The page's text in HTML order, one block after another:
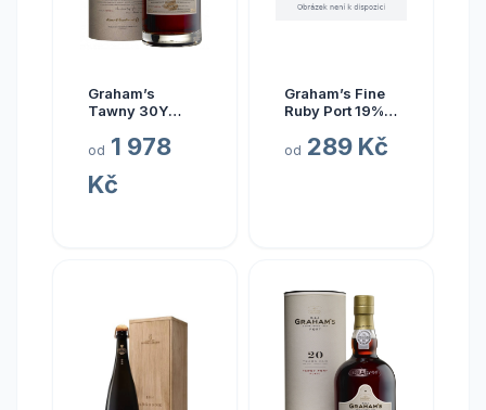
Graham’s
Tawny 30Y
(tuba)
od 1 978
Kč
Graham’s Fine
Ruby Port 19%
láhev)
od 289 Kč